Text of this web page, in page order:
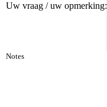
Uw vraag / uw opmerking: